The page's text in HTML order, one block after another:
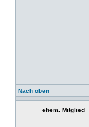
Nach oben
ehem. Mitglied